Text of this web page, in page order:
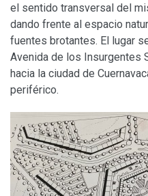
el sentido transversal del
dando frente al espacio
fuentes brotantes. El lugar
Avenida de los Insurgentes
hacia la ciudad de
periférico.